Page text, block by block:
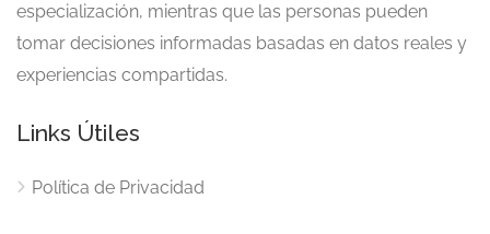
especialización, mientras que las personas pueden
tomar decisiones informadas basadas en datos reales y
experiencias compartidas.
Links Útiles
Política de Privacidad